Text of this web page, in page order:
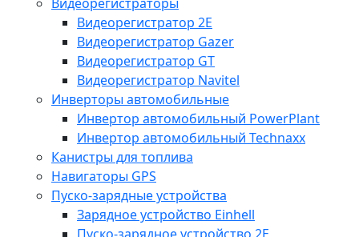
Видеорегистратор 2E
Видеорегистратор Gazer
Видеорегистратор GT
Видеорегистратор Navitel
Инверторы автомобильные
Инвертор автомобильный PowerPlant
Инвертор автомобильный Technaxx
Канистры для топлива
Навигаторы GPS
Пуско-зарядные устройства
Зарядное устройство Einhell